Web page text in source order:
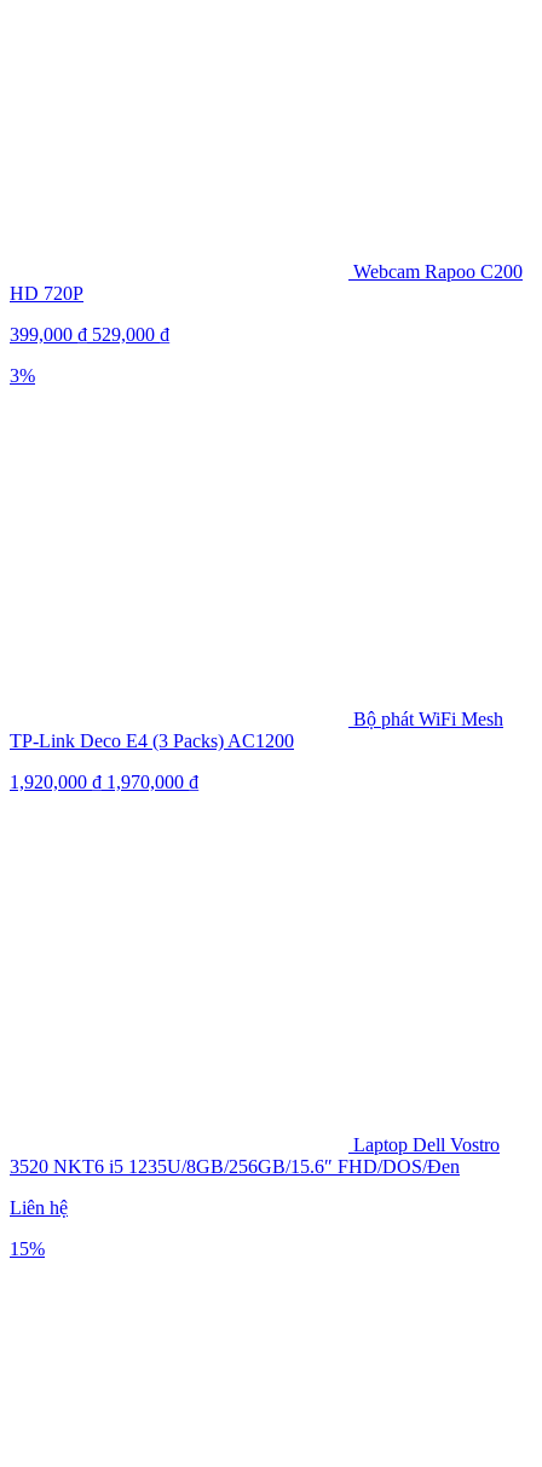
Webcam Rapoo C200
HD 720P
399,000 ₫ 529,000 ₫
3%
Bộ phát WiFi Mesh
TP-Link Deco E4 (3 Packs) AC1200
1,920,000 ₫ 1,970,000 ₫
Laptop Dell Vostro
3520 NKT6 i5 1235U/8GB/256GB/15.6″ FHD/DOS/Đen
Liên hệ
15%